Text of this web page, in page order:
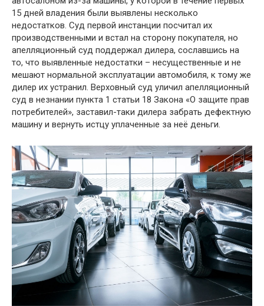
15 дней владения были выявлены несколько
недостатков. Суд первой инстанции посчитал их
производственными и встал на сторону покупателя, но
апелляционный суд поддержал дилера, сославшись на
то, что выявленные недостатки – несущественные и не
мешают нормальной эксплуатации автомобиля, к тому же
дилер их устранил. Верховный суд уличил апелляционный
суд в незнании пункта 1 статьи 18 Закона «О защите прав
потребителей», заставил-таки дилера забрать дефектную
машину и вернуть истцу уплаченные за неё деньги.